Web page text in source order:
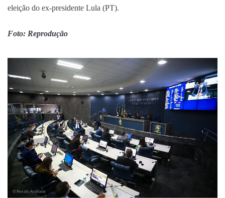
eleição do ex-presidente Lula (PT).
Foto: Reprodução